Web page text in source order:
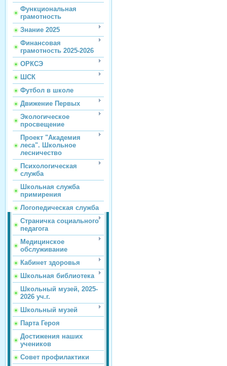
Функциональная
грамотность
Знание 2025
Финансовая
грамотность 2025-2026
ОРКСЭ
ШСК
Футбол в школе
Движение Первых
Экологическое
просвещение
Проект "Академия
леса". Школьное
лесничество
Психологическая
служба
Школьная служба
примирения
Логопедическая служба
Страничка социального
педагога
Медицинское
обслуживание
Кабинет здоровья
Школьная библиотека
Школьный музей, 2025-
2026 уч.г.
Школьный музей
Парта Героя
Достижения наших
учеников
Совет профилактики